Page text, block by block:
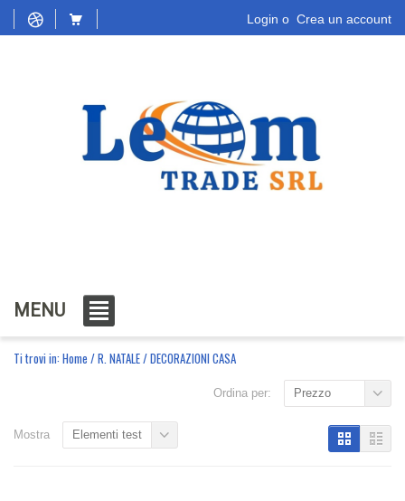
Login o Crea un account
MENU
Ti trovi in: Home /R. NATALE/DECORAZIONI CASA
Ordina per: Prezzo
Mostra Elementi test